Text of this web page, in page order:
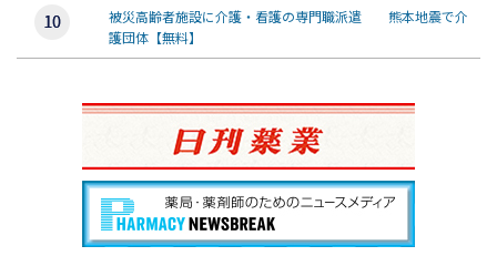
被災高齢者施設に介護・看護の専門職派遣 熊本地震で介
護団体【無料】